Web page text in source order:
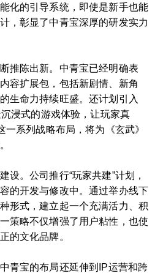
化的引导系统，即使是新手也能
，彰显了中青宝深厚的研发实力
推陈出新。中青宝已经明确表
容扩展包，包括新剧情、新角
生命力持续旺盛。还计划引入
浸式的游戏体验，让玩家真
一系列战略布局，将为《玄武》
设。公司推行“玩家共建”计划，
的开发与修改中。通过举办线下
形式，建立起一个充满活力、积
策略不仅增强了用户粘性，也使
的文化品牌。
青宝的布局还延伸到IP运营和跨